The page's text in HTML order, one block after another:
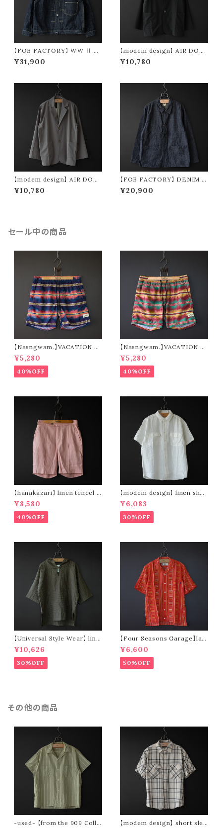
【FOB FACTORY】 WW Ⅱ D
ENIM BLOUSE
¥31,900
【modem design】 AIR DOTS
tailored jacket (black)
¥10,780
【modem design】 AIR DOTS
tailored jacket (gray)
¥10,780
【FOB FACTORY】 DENIM C
OVER ALL
¥20,900
セール中の商品
【Nasngwam.】VACATION S
HORTS (navy)
¥5,280
40%OFF
【Nasngwam.】VACATION S
HORTS (green)
¥5,280
40%OFF
【hanakazari】 linen tencel s
hort pants (pink)
¥8,580
40%OFF
【modem design】 linen shor
t sleeve shirt (white)
¥6,083
30%OFF
【Universal Style Wear】 line
n mexican parka (olive)
¥10,626
30%OFF
【Four Seasons Garage】lad
der stripe open collar s/s s
hirt (orange)
¥6,600
50%OFF
その他の商品
-used- 【from the 909 Colle
【modem design】 short slee